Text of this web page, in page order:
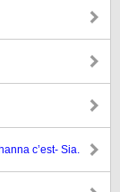
c’est- Sia.